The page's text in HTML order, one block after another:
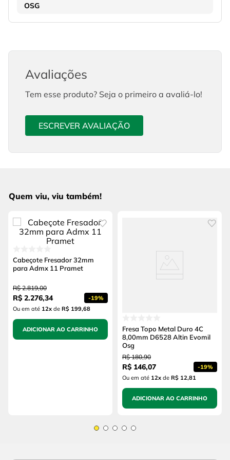
OSG
Avaliações
Tem esse produto? Seja o primeiro a avaliá-lo!
ESCREVER AVALIAÇÃO
Quem viu, viu também!
Cabeçote Fresador 32mm
para Admx 11 Pramet
R$ 2.819,00
R$ 2.276,34 -19%
Ou em até 12x de R$ 199,68
ADICIONAR AO CARRINHO
Fresa Topo Metal Duro 4C
8,00mm D6528 Altin Evomil
Osg
R$ 180,90
R$ 146,07 -19%
Ou em até 12x de R$ 12,81
ADICIONAR AO CARRINHO